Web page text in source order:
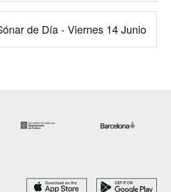
de Día - Viernes 14 Junio